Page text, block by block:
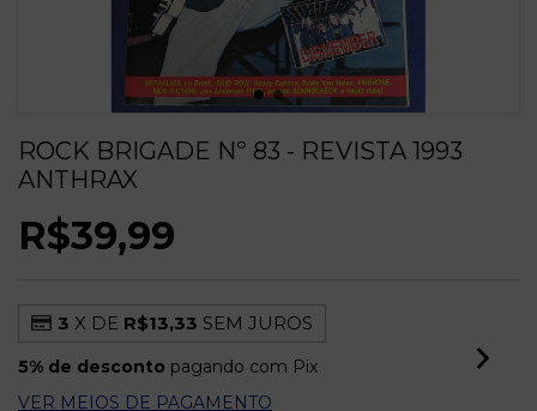
ROCK BRIGADE Nº 83 - REVISTA 1993
ANTHRAX
R$39,99
3 X DE R$13,33 SEM JUROS
5% de desconto pagando com Pix
VER MEIOS DE PAGAMENTO